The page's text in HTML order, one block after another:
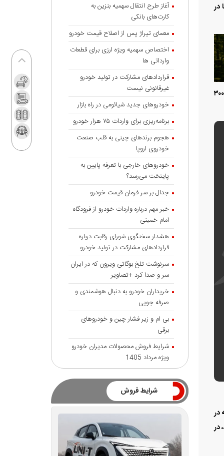
مانده؛ اما در
هزار سی‌سی از ۱۹۰ درصد به ۱۶۵ درصد رسیده و تعرفه خودرو‌های بین ۲۵۰۰ تا ۳۰۰۰
در
نشان می‌داد، در
آغاز طرح انتقال سهمیه بنزین به
کارت‌های بانکی
معمای تیراژ پس از اصلاح قیمت خودرو
اختصاص سهمیه ویژه ارزی برای قطعات
وارداتی ها
قراردادهای مشارکت در تولید خودرو
غیرقانونی نیست
خودروهای جدید شیائومی در راه بازار
برنامه‌ریزی برای واردات ۷۵ هزار خودرو
هجوم برندهای چینی به قلب صنعت
خودروی اروپا
خودروهای خارجی با تعرفه پایین به
پایتخت می‌رسد؟
جدال بر سر فرمان قیمت خودرو
خبر مهم درباره واردات خودرو از فرودگاه
امام خمینی
هشدار سخنگوی شورای رقابت درباره
قرارداد‌های مشارکت در تولید خودرو
سرنوشت تلخ بوگاتی ویرون که در ایران
سر و صدا کرد +تصاویر
خریداران خودرو به دنبال هوشمندی و
صرفه جویی
بی ام و زیر فشار چین و خودروهای
برقی
شرایط فروش محصولات مدیران خودرو
ویژه مرداد 1405
شرایط فروش